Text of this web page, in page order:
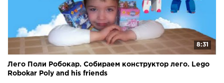
8:31
Лего Поли Робокар. Собираем конструктор лего. Lego
Robokar Poly and his friends